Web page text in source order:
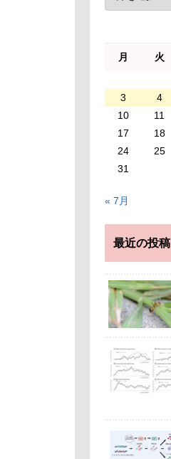
月 火
3
4
10
11
17
18
24
25
31
« 7月
最近の投稿